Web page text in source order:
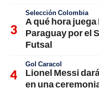
Selección Colombia
A qué hora
Paraguay por el
Futsal
Gol Caracol
Lionel Messi
en una